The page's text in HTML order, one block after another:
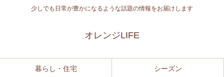
少しでも日常が豊かになるような話題の情報をお届けします
オレンジLIFE
暮らし・住宅 シーズン